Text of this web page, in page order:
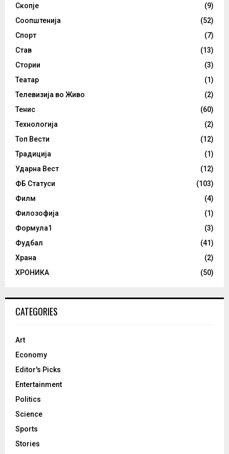
Скопје
(9)
Соопштенија
(52)
Спорт
(7)
Став
(13)
Стории
(3)
Театар
(1)
Телевизија во Живо
(2)
Тенис
(60)
Технологија
(2)
Топ Вести
(12)
Традиција
(1)
Ударна Вест
(12)
ФБ Статуси
(103)
Филм
(4)
Филозофија
(1)
Формула1
(3)
Фудбал
(41)
Храна
(2)
ХРОНИКА
(50)
CATEGORIES
Art
Economy
Editor's Picks
Entertainment
Politics
Science
Sports
Stories